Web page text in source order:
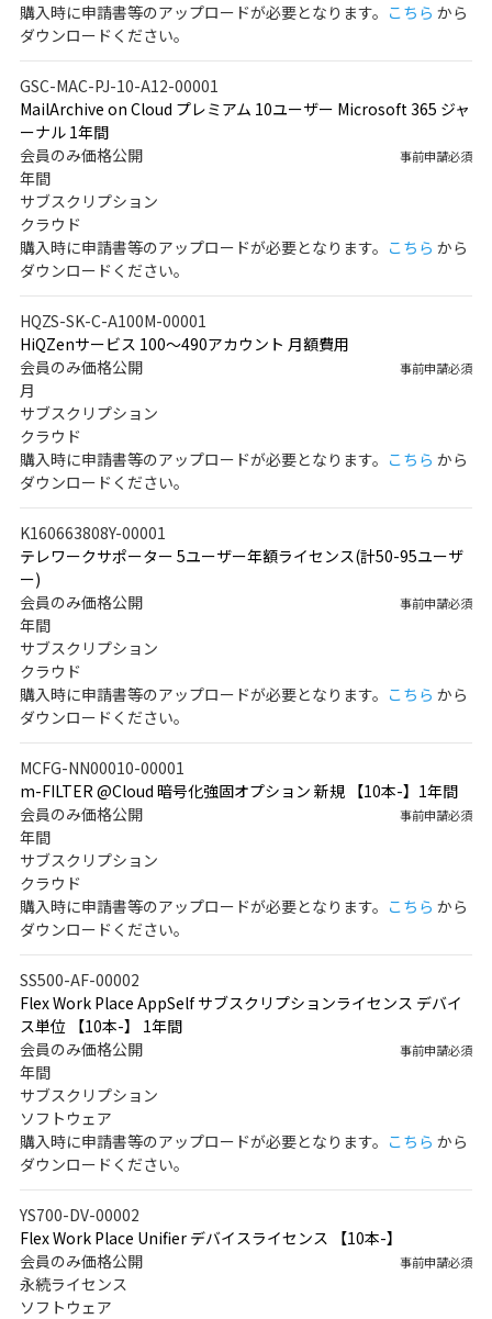
購入時に申請書等のアップロードが必要となります。 こちら から
ダウンロードください。
GSC-MAC-PJ-10-A12-00001
MailArchive on Cloud プレミアム 10ユーザー Microsoft 365 ジャ
ーナル 1年間
会員のみ価格公開
事前申請必須
年間
サブスクリプション
クラウド
購入時に申請書等のアップロードが必要となります。 こちら から
ダウンロードください。
HQZS-SK-C-A100M-00001
HiQZenサービス 100～490アカウント 月額費用
会員のみ価格公開
事前申請必須
月
サブスクリプション
クラウド
購入時に申請書等のアップロードが必要となります。 こちら から
ダウンロードください。
K160663808Y-00001
テレワークサポーター 5ユーザー年額ライセンス(計50-95ユーザ
ー)
会員のみ価格公開
事前申請必須
年間
サブスクリプション
クラウド
購入時に申請書等のアップロードが必要となります。 こちら から
ダウンロードください。
MCFG-NN00010-00001
m-FILTER @Cloud 暗号化強固オプション 新規 【10本-】1年間
会員のみ価格公開
事前申請必須
年間
サブスクリプション
クラウド
購入時に申請書等のアップロードが必要となります。 こちら から
ダウンロードください。
SS500-AF-00002
Flex Work Place AppSelf サブスクリプションライセンス デバイ
ス単位 【10本-】 1年間
会員のみ価格公開
事前申請必須
年間
サブスクリプション
ソフトウェア
購入時に申請書等のアップロードが必要となります。 こちら から
ダウンロードください。
YS700-DV-00002
Flex Work Place Unifier デバイスライセンス 【10本-】
会員のみ価格公開
事前申請必須
永続ライセンス
ソフトウェア